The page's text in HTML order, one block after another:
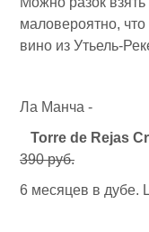
маловероятно,
вино из Утьель-
Ла Манча -
Torre de Rejas
390 руб.
6 месяцев в дубе.